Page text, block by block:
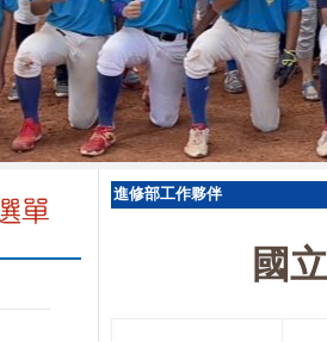
進修部工作夥伴
國